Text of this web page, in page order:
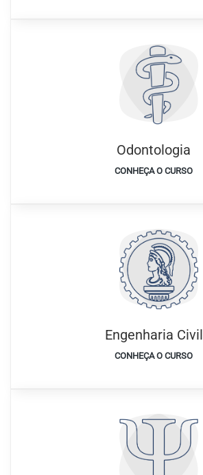
Odontologia
CONHEÇA O CURSO
Engenharia Civil
CONHEÇA O CURSO